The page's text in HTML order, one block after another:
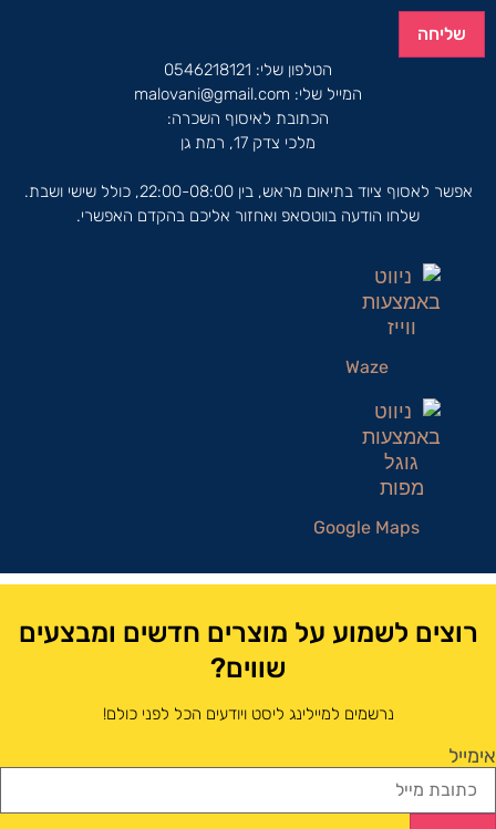
שליחה
הטלפון שלי: 0546218121
המייל שלי: malovani@gmail.com
הכתובת לאיסוף השכרה:
מלכי צדק 17, רמת גן
אפשר לאסוף ציוד בתיאום מראש, בין 22:00-08:00, כולל שישי ושבת.
שלחו הודעה בווטסאפ ואחזור אליכם בהקדם האפשרי.
Waze
Google Maps
רוצים לשמוע על מוצרים חדשים ומבצעים
שווים?
נרשמים למיילינג ליסט ויודעים הכל לפני כולם!
אימייל